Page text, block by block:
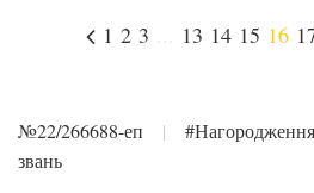
1 2 3 13 14 15 16
№22/266688-еп |
звань